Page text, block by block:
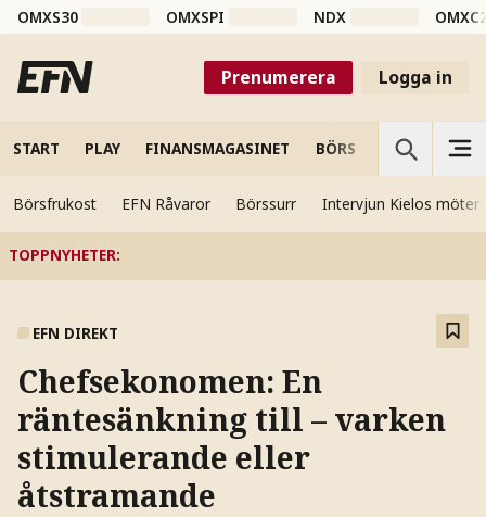
OMXS30 OMXSPI NDX
Prenumerera Logga in
START PLAY FINANSMAGASINET BÖRS VETENSKAP
Börsfrukost EFN Råvaror Börssurr Intervjun Kielos möter
TOPPNYHETER:
EFN DIREKT
Chefsekonomen: En
räntesänkning till – varken
stimulerande eller
åtstramande